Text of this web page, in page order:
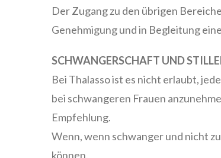
Der Zugang zu den übrigen
Genehmigung und in Begleitung
SCHWANGERSCHAFT UND
Bei Thalasso ist es nicht erlaubt,
bei schwangeren Frauen
Empfehlung.
Wenn, wenn schwanger und nicht
können.